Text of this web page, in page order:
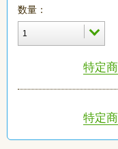
数量：
特定
特定